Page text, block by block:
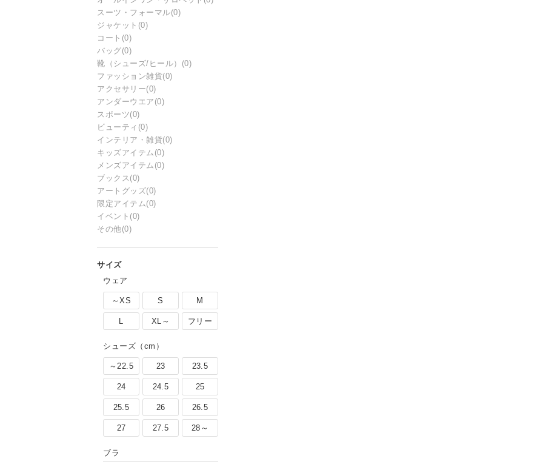
スーツ・フォーマル(0)
ジャケット (0)
コート (0)
バッグ(0)
靴（シューズ/ヒール） (0)
ファッション雑貨(0)
アクセサリー(0)
アンダーウエア (0)
スポーツ(0)
ビューティ (0)
インテリア・雑貨(0)
キッズアイテム (0)
メンズアイテム (0)
ブックス (0)
アートグッズ(0)
限定アイテム(0)
イベント (0)
その他(0)
ウェア
～XS S M
L XL～ フリー
シューズ（cm）
～22.5 23 23.5
24 24.5 25
25.5 26 26.5
27 27.5 28～
ブラ